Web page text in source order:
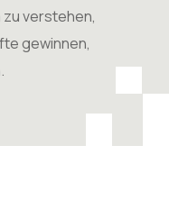
verstehen,
gewinnen,